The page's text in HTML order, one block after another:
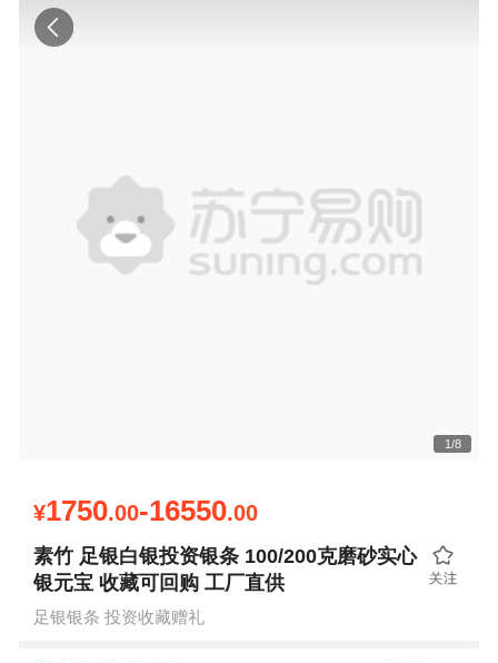
1/8
¥1750.00-16550.00
素竹 足银白银投资银条 100/200克磨砂实心
银元宝 收藏可回购 工厂直供
足银银条 投资收藏赠礼